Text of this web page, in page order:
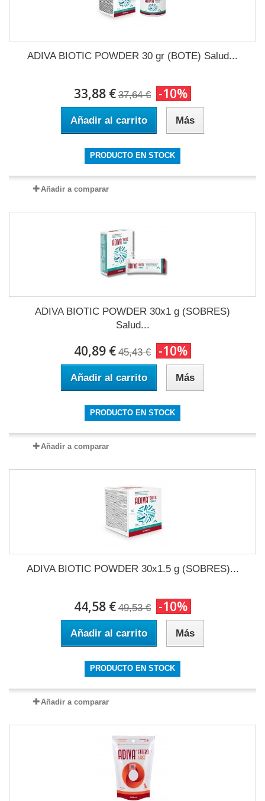
ADIVA BIOTIC POWDER 30 gr (BOTE) Salud...
33,88 € 37,64 € -10%
Añadir al carrito Más
PRODUCTO EN STOCK
Añadir a comparar
ADIVA BIOTIC POWDER 30x1 g (SOBRES)
Salud...
40,89 € 45,43 € -10%
Añadir al carrito Más
PRODUCTO EN STOCK
Añadir a comparar
ADIVA BIOTIC POWDER 30x1.5 g (SOBRES)...
44,58 € 49,53 € -10%
Añadir al carrito Más
PRODUCTO EN STOCK
Añadir a comparar